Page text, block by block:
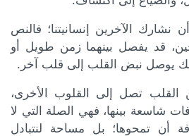
نشارك الآخرين إنسانيتنا؛ فالنص
قد يفصل بينهما زمن طويل أو
يوصل نبض القلب إلى قلب آخر.
القلب تصل إلى القلوب الأخرى،
شاسعة بينها، فهي الصلة التي لا
أن تمحوها؛ بل مساحة لنتبادل